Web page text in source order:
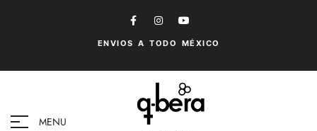
ENVIOS A TODO MÉXICO
MENU